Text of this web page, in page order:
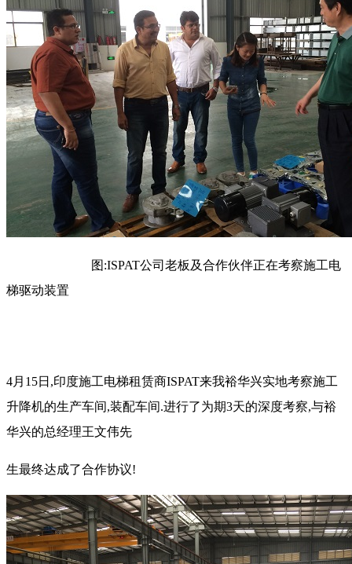
图:ISPAT公司老板及合作伙伴正在考察施工电
梯驱动装置
4月15日,印度施工电梯租赁商ISPAT来我裕华兴实地考察施工
升降机的生产车间,装配车间.进行了为期3天的深度考察,与裕
华兴的总经理王文伟先
生最终达成了合作协议!